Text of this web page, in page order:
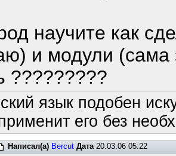
научите как
и модули (сама
?????????
язык подобен
его без
Написал(а) Bercut Дата20.03.06 05:22